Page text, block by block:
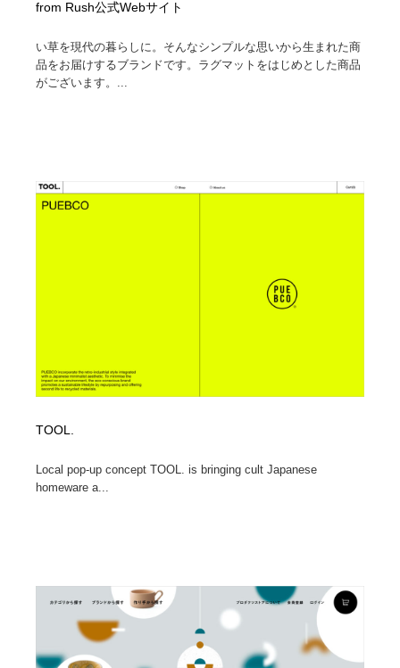
from Rush公式Webサイト
い草を現代の暮らしに。そんなシンプルな思いから生まれた商
品をお届けするブランドです。ラグマットをはじめとした商品
がございます。...
TOOL.
Local pop-up concept TOOL. is bringing cult Japanese
homeware a...